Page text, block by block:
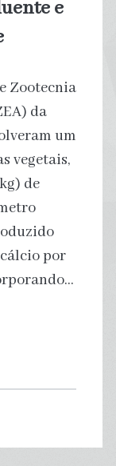
e
Zootecnia
da
um
vegetais,
de
por